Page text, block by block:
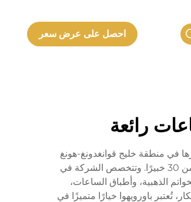
احصل على عرض سعر
رائعة
المحدودة، ومقرها في منطقة خليج قوانغدونغ-هونغ
كونغ-ماكاو. تبلغ مساحة مصنع الشركة أكثر من 20,000 متر مربع، وهو موطن لأكثر من 500 موظف ماهر وفريق بحث وتطوير مكون من أكثر من 30 خبيرًا. وتتخصص الشركة في
الذهبية، وأطباق الساعات،
تُعتبر باورويهوا خيارًا متميزًا في